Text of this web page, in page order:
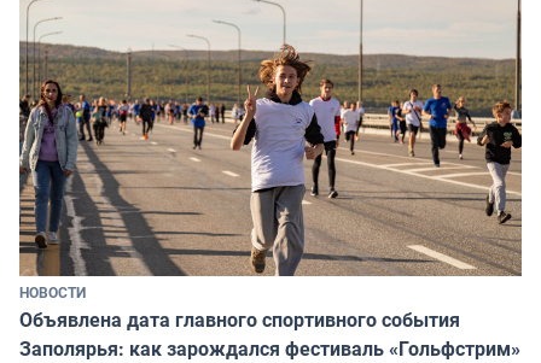
НОВОСТИ
Объявлена дата главного спортивного события
Заполярья: как зарождался фестиваль «Гольфстрим»